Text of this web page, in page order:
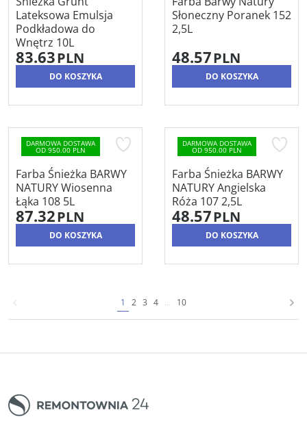
Lateksowa Emulsja
Podkładowa do
Wnętrz 10L
83.63PLN
DO KOSZYKA
Słoneczny Poranek 152
2,5L
48.57PLN
DO KOSZYKA
DARMOWA DOSTAWA
OD 950.00 PLN
Farba Śnieżka BARWY
NATURY Wiosenna
Łąka 108 5L
87.32PLN
DO KOSZYKA
DARMOWA DOSTAWA
OD 950.00 PLN
Farba Śnieżka BARWY
NATURY Angielska
Róża 107 2,5L
48.57PLN
DO KOSZYKA
1 2 3 4 ... 10